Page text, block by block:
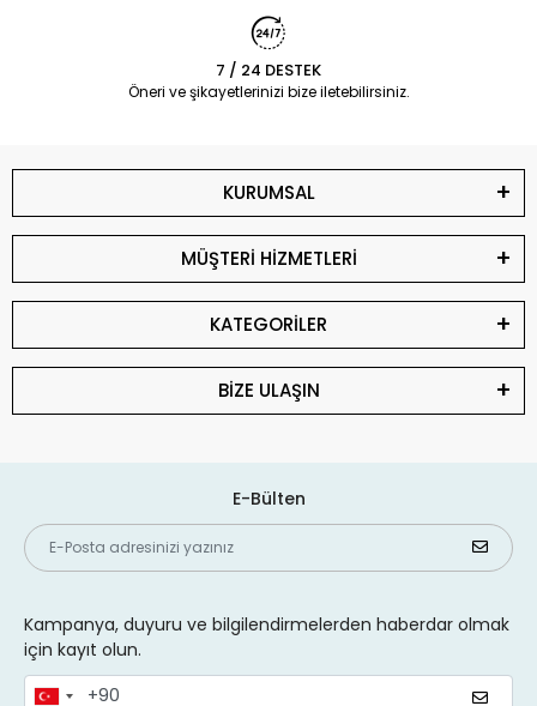
7 / 24 DESTEK
Öneri ve şikayetlerinizi bize iletebilirsiniz.
KURUMSAL
MÜŞTERİ HİZMETLERİ
KATEGORİLER
BİZE ULAŞIN
E-Bülten
Kampanya, duyuru ve bilgilendirmelerden haberdar olmak
için kayıt olun.